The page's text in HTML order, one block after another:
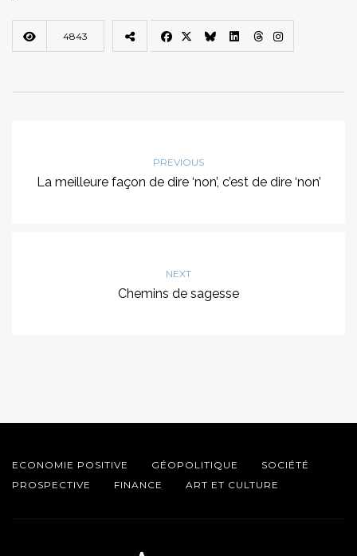
4843
PREVIOUS
La meilleure façon de dire ‘non’, c’est de dire ‘non’
NEXT
Chemins de sagesse
ECONOMIE POSITIVE GÉOPOLITIQUE
SOCIÉTÉ
PROSPECTIVE
FINANCE ART ET CULTURE